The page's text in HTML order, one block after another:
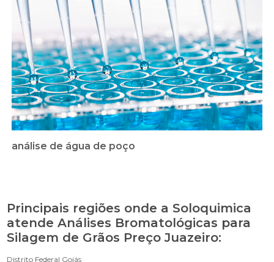
análise de água de poço
Principais regiões onde a Soloquimica
atende Análises Bromatológicas para
Silagem de Grãos Preço Juazeiro:
Distrito Federal Goiás